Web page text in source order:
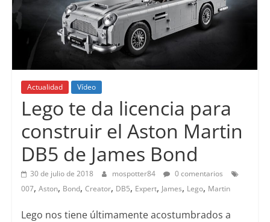
Actualidad Vídeo
Lego te da licencia para
construir el Aston Martin
DB5 de James Bond
30 de julio de 2018 mospotter84
0 comentarios
007, Aston, Bond, Creator, DB5, Expert, James, Lego, Martin
Lego nos tiene últimamente acostumbrados a